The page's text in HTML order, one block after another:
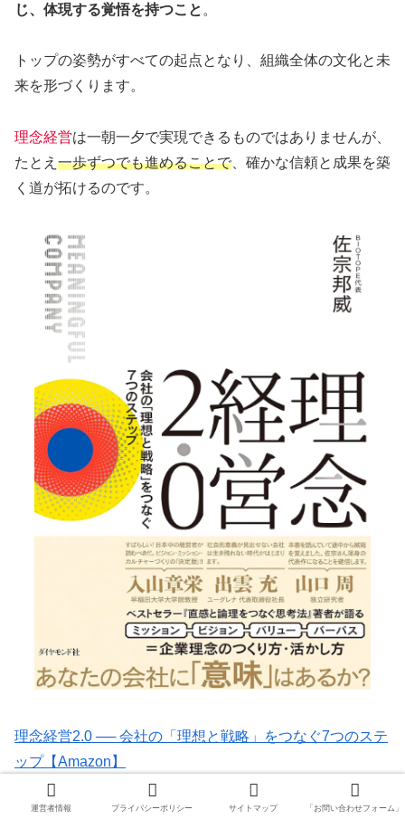
じ、体現する覚悟を持つこと 。
トップの姿勢がすべての起点となり、組織全体の文化と未
来を形づくります。
理念経営は一朝一夕で実現できるものではありませんが、
たとえ 一歩ずつでも進めることで 、確かな信頼と成果を築
く道が拓けるのです。
理念経営2.0 ── 会社の「理想と戦略」をつなぐ7つのステ
ップ【Amazon】
運営者情報 プライバシーポリシー サイトマップ 「お問い合わせフォーム」